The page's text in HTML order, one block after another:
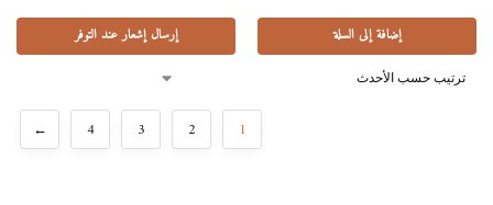
إضافة إلى السلة
إرسال إشعار عند التوفر
1
2
3
4
←